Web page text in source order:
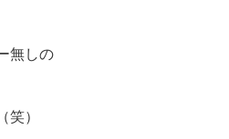
無しの
笑）